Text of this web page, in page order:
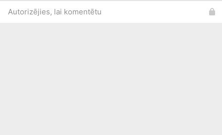
Autorizējies, lai komentētu